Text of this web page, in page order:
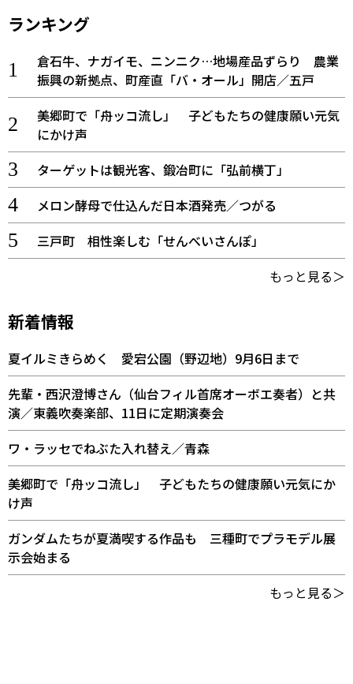
ランキング
倉石牛、ナガイモ、ニンニク…地場産品ずらり 農業
振興の新拠点、町産直「バ・オール」開店／五戸
美郷町で「舟ッコ流し」 子どもたちの健康願い元気
にかけ声
ターゲットは観光客、鍛冶町に「弘前横丁」
メロン酵母で仕込んだ日本酒発売／つがる
三戸町 相性楽しむ「せんべいさんぽ」
もっと見る＞
新着情報
夏イルミきらめく 愛宕公園（野辺地）9月6日まで
先輩・西沢澄博さん（仙台フィル首席オーボエ奏者）と共
演／東義吹奏楽部、11日に定期演奏会
ワ・ラッセでねぶた入れ替え／青森
美郷町で「舟ッコ流し」 子どもたちの健康願い元気にか
け声
ガンダムたちが夏満喫する作品も 三種町でプラモデル展
示会始まる
もっと見る＞